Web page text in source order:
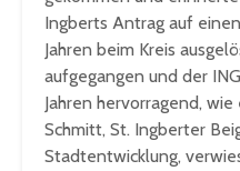
Ingberts Antrag auf
Jahren beim Kreis
aufgegangen und der
Jahren hervorragend,
Schmitt, St. Ingberter
Stadtentwicklung,